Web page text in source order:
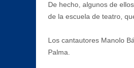
De hecho, algunos de
de la escuela de teatro,
Los cantautores Manolo
Palma.